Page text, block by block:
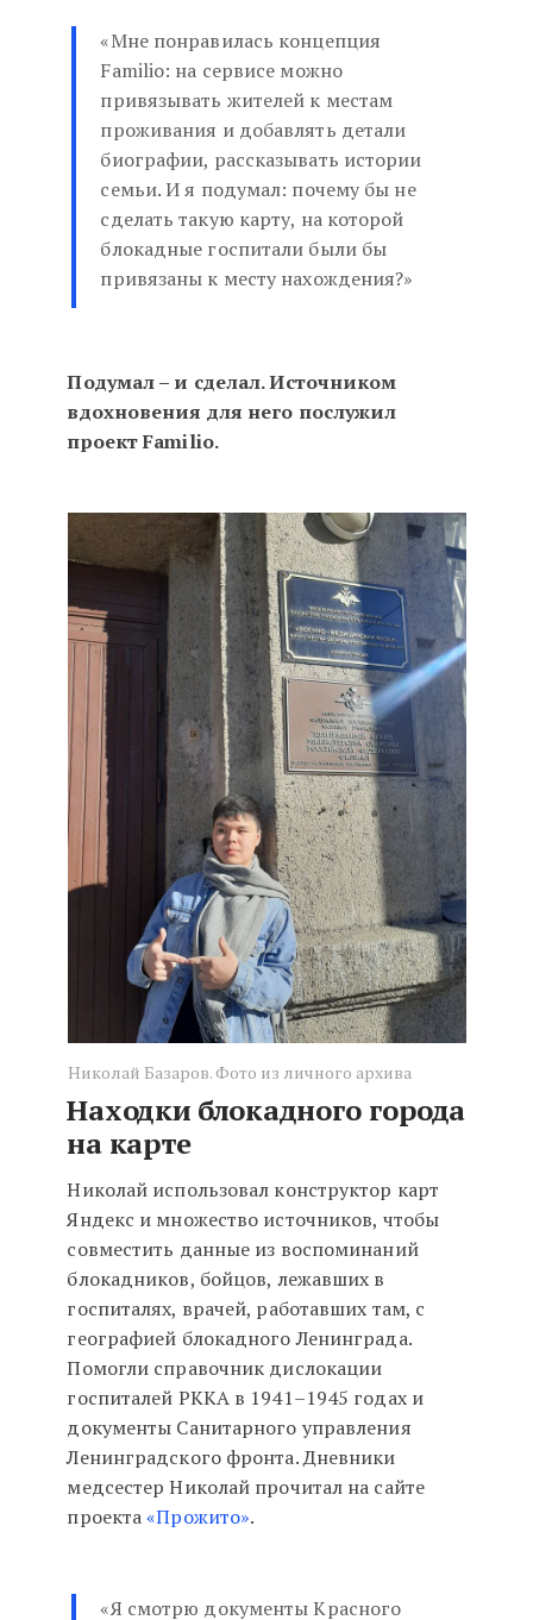
«Мне понравилась концепция
Familio: на сервисе можно
привязывать жителей к местам
проживания и добавлять детали
биографии, рассказывать истории
семьи. И я подумал: почему бы не
сделать такую карту, на которой
блокадные госпитали были бы
привязаны к месту нахождения?»
Подумал – и сделал. Источником
вдохновения для него послужил
проект Familio.
Николай Базаров. Фото из личного архива
Находки блокадного города
на карте
Николай использовал конструктор карт
Яндекс и множество источников, чтобы
совместить данные из воспоминаний
блокадников, бойцов, лежавших в
госпиталях, врачей, работавших там, с
географией блокадного Ленинграда.
Помогли справочник дислокации
госпиталей РККА в 1941–1945 годах и
документы Санитарного управления
Ленинградского фронта. Дневники
медсестер Николай прочитал на сайте
проекта«Прожито».
«Я смотрю документы Красного